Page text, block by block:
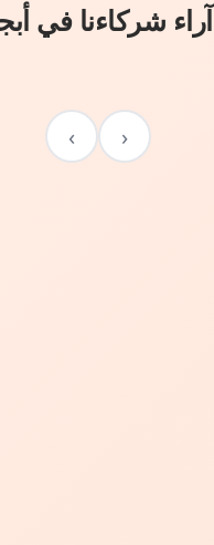
آراء شركاءنا في
‹
›